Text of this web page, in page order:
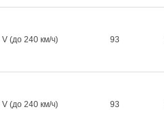
V (до 240 км/ч) 93
V (до 240 км/ч) 93